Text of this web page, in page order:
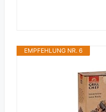
EMPFEHLUNG NR. 6